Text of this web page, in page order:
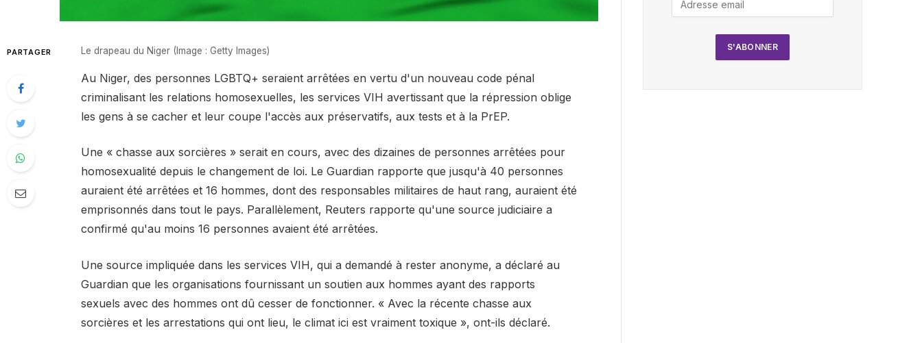
PARTAGER Le drapeau du Niger (Image : Getty Images)
Au Niger, des personnes LGBTQ+ seraient arrêtées en vertu d'un nouveau code pénal
criminalisant les relations homosexuelles, les services VIH avertissant que la répression oblige
les gens à se cacher et leur coupe l'accès aux préservatifs, aux tests et à la PrEP.
Une « chasse aux sorcières » serait en cours, avec des dizaines de personnes arrêtées pour
homosexualité depuis le changement de loi. Le Guardian rapporte que jusqu'à 40 personnes
auraient été arrêtées et 16 hommes, dont des responsables militaires de haut rang, auraient été
emprisonnés dans tout le pays. Parallèlement, Reuters rapporte qu'une source judiciaire a
confirmé qu'au moins 16 personnes avaient été arrêtées.
Une source impliquée dans les services VIH, qui a demandé à rester anonyme, a déclaré au
Guardian que les organisations fournissant un soutien aux hommes ayant des rapports
sexuels avec des hommes ont dû cesser de fonctionner. « Avec la récente chasse aux
sorcières et les arrestations qui ont lieu, le climat ici est vraiment toxique », ont-ils déclaré.